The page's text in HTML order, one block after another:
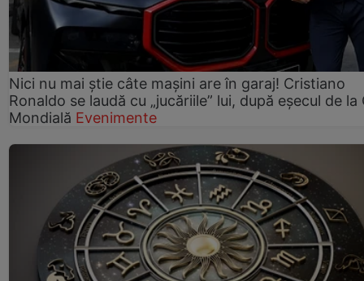
Nici nu mai știe câte mașini are în garaj! Cristiano
Ronaldo se laudă cu „jucăriile” lui, după eșecul de la
Mondială Evenimente